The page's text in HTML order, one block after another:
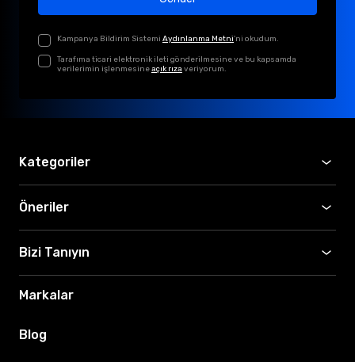
Kampanya Bildirim Sistemi Aydınlanma Metni'ni okudum.
Tarafıma ticari elektronik ileti gönderilmesine ve bu kapsamda
verilerimin işlenmesineaçık rıza veriyorum.
Kategoriler
Öneriler
Bizi Tanıyın
Markalar
Blog